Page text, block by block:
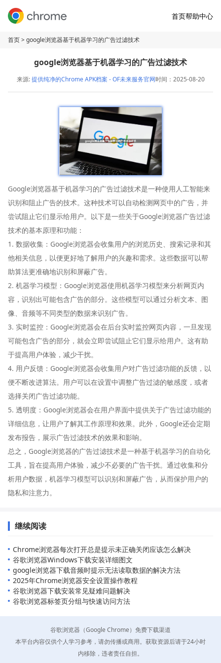
首页帮助中心
首页> google浏览器基于机器学习的广告过滤技术
google浏览器基于机器学习的广告过滤技术
来源:提供纯净的Chrome APK档案 - OF未来服务官网时间：2025-08-20
Google浏览器基于机器学习的广告过滤技术是一种使用人工智能来
识别和阻止广告的技术。这种技术可以自动检测网页中的广告，并
尝试阻止它们显示给用户。以下是一些关于Google浏览器广告过滤
技术的基本原理和功能：
1. 数据收集：Google浏览器会收集用户的浏览历史、搜索记录和其
他相关信息，以便更好地了解用户的兴趣和需求。这些数据可以帮
助算法更准确地识别和屏蔽广告。
2. 机器学习模型：Google浏览器使用机器学习模型来分析网页内
容，识别出可能包含广告的部分。这些模型可以通过分析文本、图
像、音频等不同类型的数据来识别广告。
3. 实时监控：Google浏览器会在后台实时监控网页内容，一旦发现
可能包含广告的部分，就会立即尝试阻止它们显示给用户。这有助
于提高用户体验，减少干扰。
4. 用户反馈：Google浏览器会收集用户对广告过滤功能的反馈，以
便不断改进算法。用户可以在设置中调整广告过滤的敏感度，或者
选择关闭广告过滤功能。
5. 透明度：Google浏览器会在用户界面中提供关于广告过滤功能的
详细信息，让用户了解其工作原理和效果。此外，Google还会定期
发布报告，展示广告过滤技术的效果和影响。
总之，Google浏览器的广告过滤技术是一种基于机器学习的自动化
工具，旨在提高用户体验，减少不必要的广告干扰。通过收集和分
析用户数据，机器学习模型可以识别和屏蔽广告，从而保护用户的
隐私和注意力。
继续阅读
Chrome浏览器每次打开总是提示未正确关闭应该怎么解决
谷歌浏览器Windows下载安装详细图文
google浏览器下载音频时提示无法读取数据的解决方法
2025年Chrome浏览器安全设置操作教程
谷歌浏览器下载安装常见疑难问题解决
谷歌浏览器标签页分组与快速访问方法
谷歌浏览器（Google Chrome）免费下载渠道
本平台内容仅供个人学习参考，请勿传播或商用。获取资源后请于24小时
内移除，违者责任自担。